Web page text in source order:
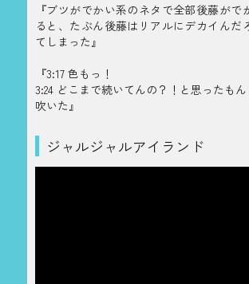
『ブツがでかい系のネタで全部後藤がで
ると、たぶん後藤はリアルにデカイんだ
てしまった』
『3:17 色もっ！
3:24 どこまで続いてんの？！と思ったもん
吹いた』
ジャルジャルアイランド